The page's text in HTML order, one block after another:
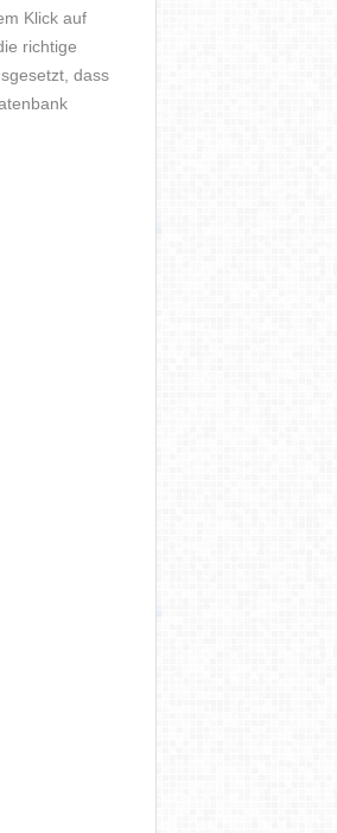
Klick auf
richtige
dass